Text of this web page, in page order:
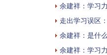
余建祥：学习
走出学习误区
余建祥：是什
余建祥：学习